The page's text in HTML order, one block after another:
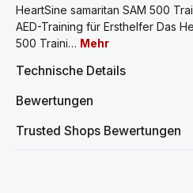
HeartSine samaritan SAM 500
AED-Training für Ersthelfer Das
500 Traini… Mehr
Technische Details
Bewertungen
Trusted Shops Bewertungen